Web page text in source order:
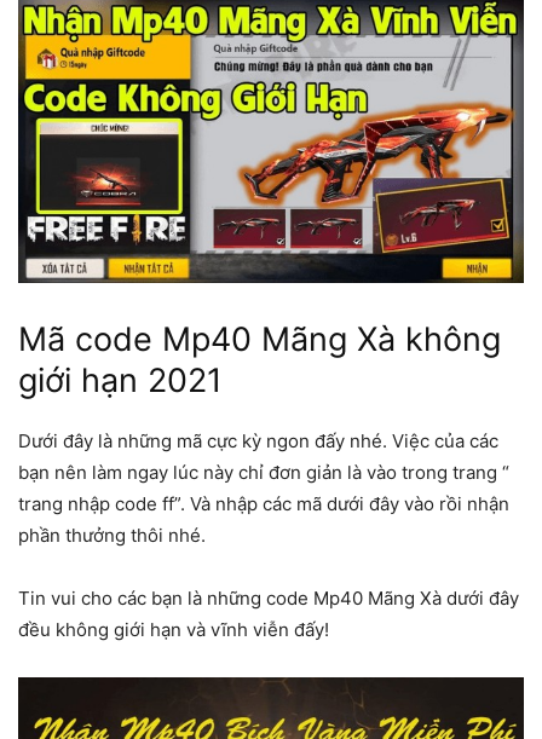
Mã code Mp40 Mãng Xà không
giới hạn 2021
Dưới đây là những mã cực kỳ ngon đấy nhé. Việc của các
bạn nên làm ngay lúc này chỉ đơn giản là vào trong trang “
trang nhập code ff”. Và nhập các mã dưới đây vào rồi nhận
phần thưởng thôi nhé.
Tin vui cho các bạn là những code Mp40 Mãng Xà dưới đây
đều không giới hạn và vĩnh viễn đấy!